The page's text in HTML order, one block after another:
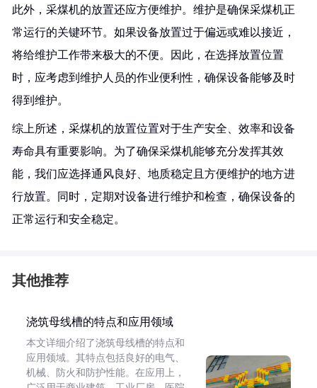
此外，采煤机的放置还应方便维护。维护是确保采煤机正
常运行的关键环节。如果设备放置过于偏远或难以接近，
将给维护工作带来极大的不便。因此，在选择放置位置
时，应考虑到维护人员的作业便利性，确保设备能够及时
得到维护。
综上所述，采煤机的放置位置对于生产安全、效率和设备
寿命具有重要影响。为了确保采煤机能够充分发挥其效
能，我们应选择通风良好、地质稳定且方便维护的地方进
行放置。同时，定期对设备进行维护和检查，确保设备的
正常运行和安全稳定。
其他推荐
浇筑母线槽的特点和应用领域
本文详细介绍了浇筑母线槽的特点和
应用领域。其特点包括良好的电气、
机械、防火和防护性能。在应用上，